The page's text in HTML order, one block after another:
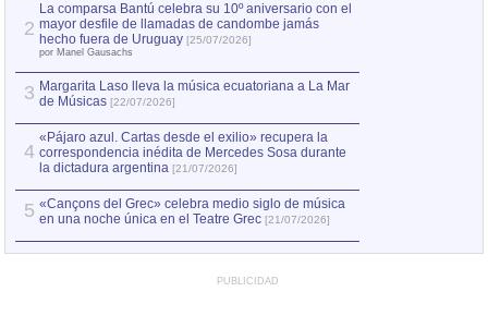
2
La comparsa Bantú celebra su 10º aniversario con el
mayor desfile de llamadas de candombe jamás
hecho fuera de Uruguay [25/07/2026]
por Manel Gausachs
3 Margarita Laso lleva la música ecuatoriana a La Mar
de Músicas [22/07/2026]
4
«Pájaro azul. Cartas desde el exilio» recupera la
correspondencia inédita de Mercedes Sosa durante
la dictadura argentina [21/07/2026]
5 «Cançons del Grec» celebra medio siglo de música
en una noche única en el Teatre Grec [21/07/2026]
PUBLICIDAD